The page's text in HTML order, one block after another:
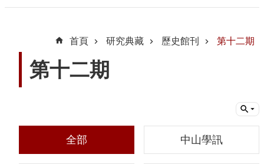
及
全
首頁 研究典藏 歷史館刊 第十二期
第十二期
全部 中山學訊